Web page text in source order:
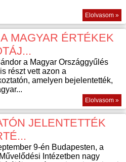
Elolvasom »
MAGYAR ÉRTÉKEK
a Magyar Országgyűlés
részt vett azon a
amelyen bejelentették,
Elolvasom »
JELENTETTÉK
9-én Budapesten, a
Intézetben nagy